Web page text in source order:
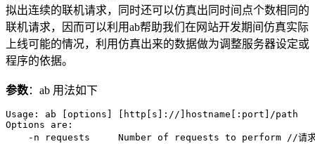
拟出连续的联机请求，同时还可以仿真出同时间点个数相同的
联机请求，因而可以利用ab帮助我们在网站开发期间仿真实际
上线可能的情况，利用仿真出来的数据做为调整服务器设定或
程序的依据。
参数：ab 用法如下
Usage: ab [options] [http[s]://]hostname[:port]/path
Options are:
-n requests     Number of requests to perform //请求